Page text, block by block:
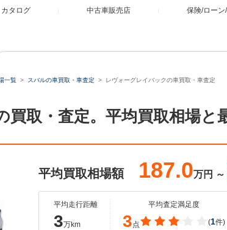
カタログ 中古車販売店 保険/ローン
一覧 スバルの車買取・車査定 レヴォーグレイバックの車買取・車査定
買取・査定。平均買取相場と
平均買取相場額 187.0万円 ～
平均走行距離
3万km
平均査定満足度
3点 (1件)